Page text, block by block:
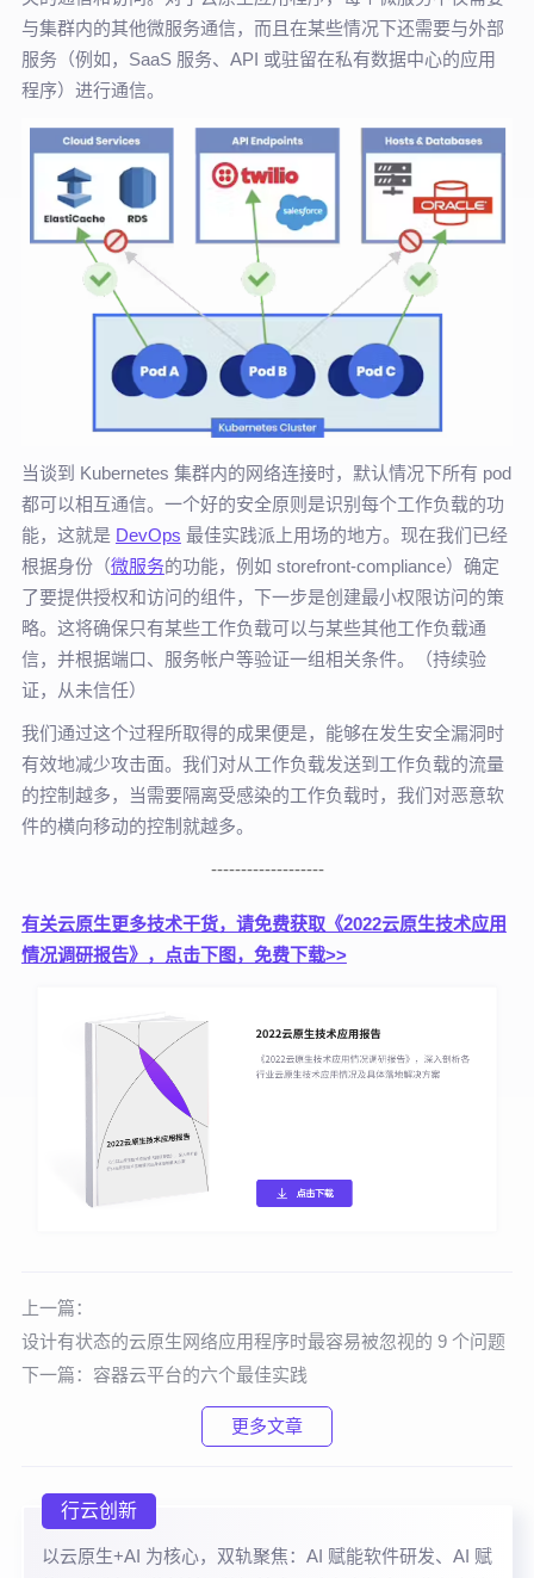
与集群内的其他微服务通信，而且在某些情况下还需要与外部
服务（例如，SaaS 服务、API 或驻留在私有数据中心的应用
程序）进行通信。
当谈到 Kubernetes 集群内的网络连接时，默认情况下所有 pod
都可以相互通信。一个好的安全原则是识别每个工作负载的功
能，这就是 DevOps 最佳实践派上用场的地方。现在我们已经
根据身份（微服务的功能，例如 storefront-compliance）确定
了要提供授权和访问的组件，下一步是创建最小权限访问的策
略。这将确保只有某些工作负载可以与某些其他工作负载通
信，并根据端口、服务帐户等验证一组相关条件。
（持续验
证，从未信任）
我们通过这个过程所取得的成果便是，能够在发生安全漏洞时
有效地减少攻击面。我们对从工作负载发送到工作负载的流量
的控制越多，当需要隔离受感染的工作负载时，我们对恶意软
件的横向移动的控制就越多。
-------------------
有关云原生更多技术干货，请免费获取《2022云原生技术应用
情况调研报告》，点击下图，免费下载>>
上一篇：
设计有状态的云原生网络应用程序时最容易被忽视的 9 个问题
下一篇： 容器云平台的六个最佳实践
更多文章
行云创新
以云原生+AI 为核心，双轨聚焦：AI 赋能软件研发、AI 赋